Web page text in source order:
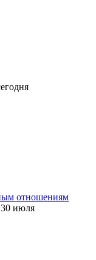
отношениям
30 июля